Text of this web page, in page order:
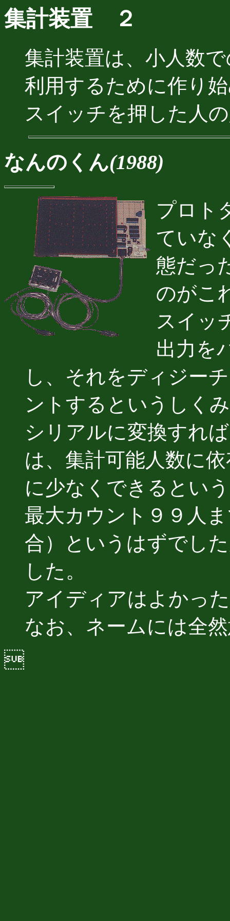
集計装置 ２
集計装置は、小人数
利用するために作り
スイッチを押した人
なんのくん(1988)
プロト
ていな
態だっ
のがこ
スイッ
出力を
し、それをディジー
ントするというしく
シリアルに変換すれ
は、集計可能人数に
に少なくできるとい
最大カウント９９人
合）というはずでし
した。
アイディアはよかっ
なお、ネームには全
